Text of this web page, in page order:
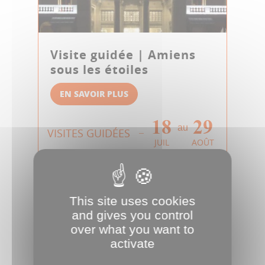
Visite guidée | Amiens
sous les étoiles
EN SAVOIR PLUS
VISITES GUIDÉES 18
JUIL
au 29
AOÛT
This site uses cookies
and gives you control
over what you want to
activate